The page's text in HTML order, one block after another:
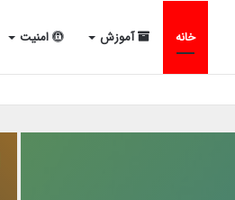
خانه آموزش امنیت